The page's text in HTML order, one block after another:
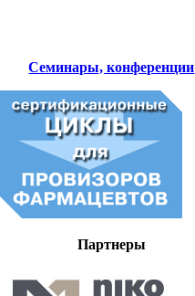
Семинары, конференции
Партнеры